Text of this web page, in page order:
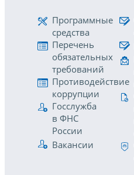
Программные
средства
Перечень
обязательных
требований
Противодействие
коррупции
Госслужба
в ФНС
России
Вакансии